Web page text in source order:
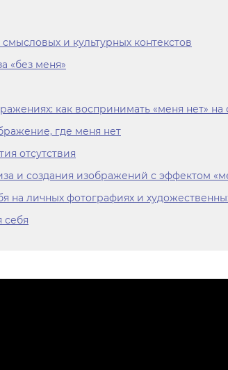
и культурных контекстов
«без меня»
как воспринимать «меня нет»
где меня нет
отсутствия
и создания изображений с эффектом
на личных фотографиях и
себя